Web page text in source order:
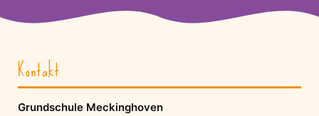
Kontakt
Grundschule Meckinghoven